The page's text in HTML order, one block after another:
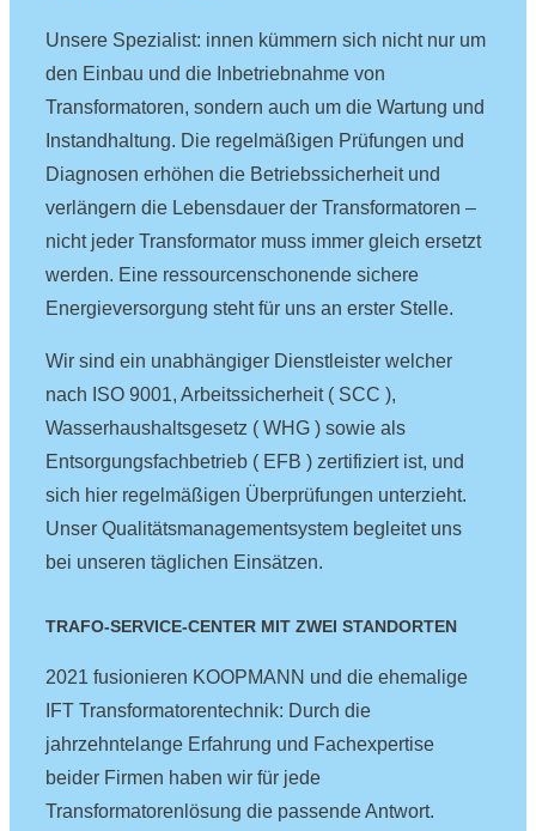
Unsere Spezialist: innen kümmern sich nicht nur um
den Einbau und die Inbetriebnahme von
Transformatoren, sondern auch um die Wartung und
Instandhaltung. Die regelmäßigen Prüfungen und
Diagnosen erhöhen die Betriebssicherheit und
verlängern die Lebensdauer der Transformatoren –
nicht jeder Transformator muss immer gleich ersetzt
werden. Eine ressourcenschonende sichere
Energieversorgung steht für uns an erster Stelle.
Wir sind ein unabhängiger Dienstleister welcher
nach ISO 9001, Arbeitssicherheit ( SCC ),
Wasserhaushaltsgesetz ( WHG ) sowie als
Entsorgungsfachbetrieb ( EFB ) zertifiziert ist, und
sich hier regelmäßigen Überprüfungen unterzieht.
Unser Qualitätsmanagementsystem begleitet uns
bei unseren täglichen Einsätzen.
TRAFO-SERVICE-CENTER MIT ZWEI STANDORTEN
2021 fusionieren KOOPMANN und die ehemalige
IFT Transformatorentechnik: Durch die
jahrzehntelange Erfahrung und Fachexpertise
beider Firmen haben wir für jede
Transformatorenlösung die passende Antwort.